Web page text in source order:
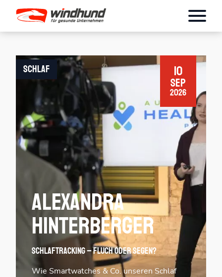
10
Sep
2026
Schlaf
Alexandra
Hinterberger
Schlaftracking – Fluch oder Segen?
Wie Smartwatches & Co. unseren Schlaf